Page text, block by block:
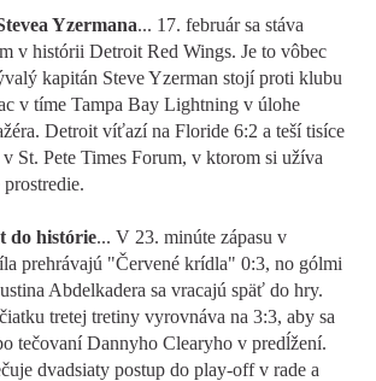
Yzermana... 17. február sa stáva
v histórii Detroit Red Wings. Je to vôbec
kapitán Steve Yzerman stojí proti klubu
v tíme Tampa Bay Lightning v úlohe
Detroit víťazí na Floride 6:2 a teší tisíce
St. Pete Times Forum, v ktorom si užíva
do histórie... V 23. minúte zápasu v
prehrávajú "Červené krídla" 0:3, no gólmi
Abdelkadera sa vracajú späť do hry.
tretej tretiny vyrovnáva na 3:3, aby sa
tečovaní Dannyho Clearyho v predĺžení.
dvadsiaty postup do play-off v rade a